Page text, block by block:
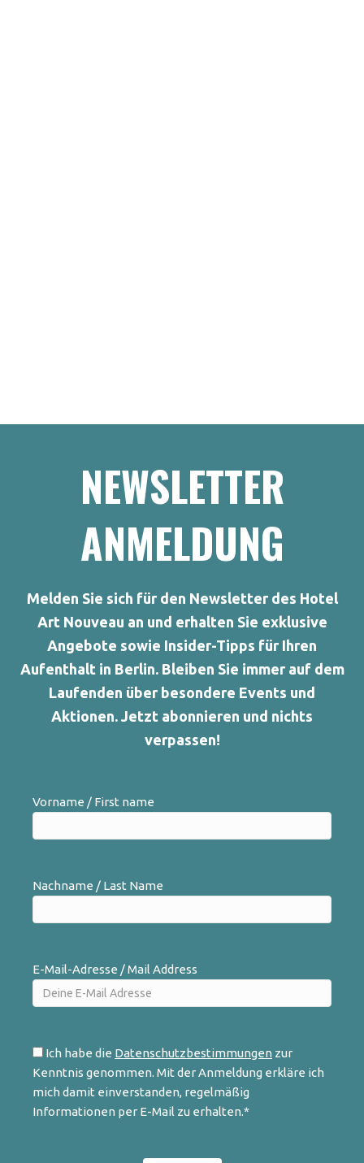
NEWSLETTER
ANMELDUNG
Melden Sie sich für den Newsletter des Hotel
Art Nouveau an und erhalten Sie exklusive
Angebote sowie Insider-Tipps für Ihren
Aufenthalt in Berlin. Bleiben Sie immer auf dem
Laufenden über besondere Events und
Aktionen. Jetzt abonnieren und nichts
verpassen!
Vorname / First name
Nachname / Last Name
E-Mail-Adresse / Mail Address
Ich habe die Datenschutzbestimmungen zur
Kenntnis genommen. Mit der Anmeldung erkläre ich
mich damit einverstanden, regelmäßig
Informationen per E-Mail zu erhalten.*